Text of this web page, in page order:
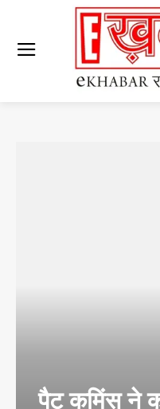
पैट कमिंस ने